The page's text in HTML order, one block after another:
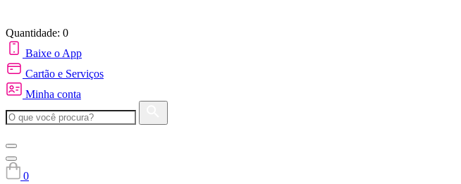
Quantidade: 0
Baixe o App
Cartão e Serviços
Minha conta
0